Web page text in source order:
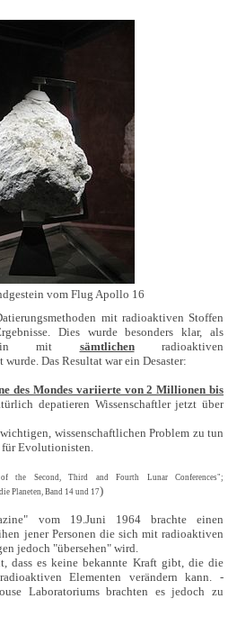
vom Flug Apollo 16
mit radioaktiven Stoffen
Dies wurde besonders klar, als
mit sämtlichenradioaktiven
Das Resultat war ein Desaster:
des Mondes variierte von 2 Millionen bis
depatieren Wissenschaftler jetzt über
wissenschaftlichen Problem zu tun
Evolutionisten.
the Second, Third and Fourth Lunar Conferences";
Planeten, Band 14 und 17)
vom 19.Juni 1964 brachte einen
jener Personen die sich mit radioaktiven
jedoch "übersehen" wird.
dass es keine bekannte Kraft gibt, die die
Elementen verändern kann. -
Laboratoriums brachten es jedoch zu